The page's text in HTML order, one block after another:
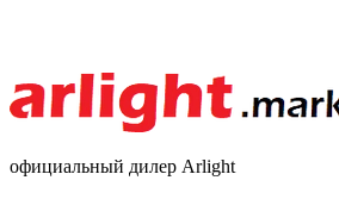
официальный дилер Arlight